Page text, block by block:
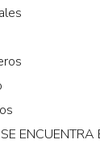
ENCUENTRA